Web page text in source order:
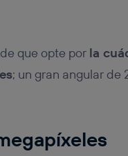
que opte por la
; un gran angular de